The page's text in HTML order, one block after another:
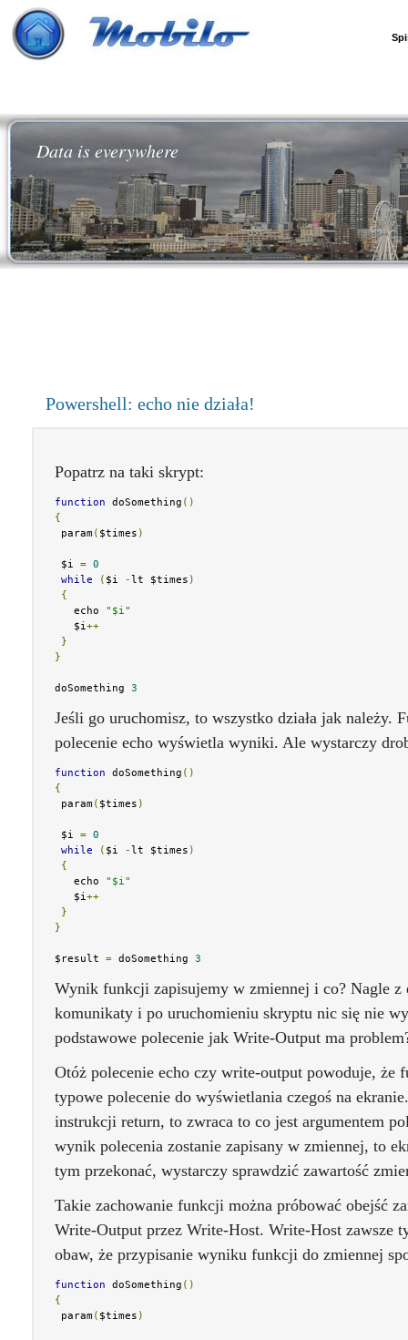
Data is everywhere
Powershell: echo nie działa!
Popatrz na taki skrypt:
function doSomething ()
{
param( $times )
$i = 0
while
( $i -lt $times )
{
   echo
"$i"
   $i
++
}
}
doSomething 3
Jeśli go uruchomisz, to wszystko działa jak należy.
polecenie echo wyświetla wyniki. Ale wystarczy
function doSomething ()
{
param( $times )
$i = 0
while
( $i -lt $times )
{
   echo
"$i"
   $i
++
}
}
$result = doSomething 3
Wynik funkcji zapisujemy w zmiennej i co? Nagle z
komunikaty i po uruchomieniu skryptu nic się nie
podstawowe polecenie jak Write-Output ma
Otóż polecenie echo czy write-output powoduje, że
typowe polecenie do wyświetlania czegoś na
instrukcji return, to zwraca to co jest argumentem
wynik polecenia zostanie zapisany w zmiennej, to
tym przekonać, wystarczy sprawdzić zawartość
Takie zachowanie funkcji można próbować obejść
Write-Output przez Write-Host. Write-Host zawsze
obaw, że przypisanie wyniku funkcji do zmiennej
function doSomething ()
{
param( $times )